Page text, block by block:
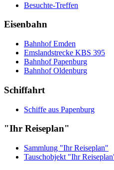
Besuchte-Treffen
Eisenbahn
Bahnhof Emden
Emslandstrecke KBS 395
Bahnhof Papenburg
Bahnhof Oldenburg
Schiffahrt
Schiffe aus Papenburg
"Ihr Reiseplan"
Sammlung "Ihr Reiseplan"
Tauschobjekt "Ihr